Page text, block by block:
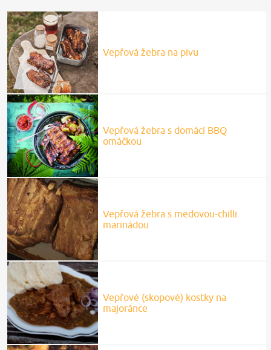
Vepřová žebra na pivu
Vepřová žebra s domácí BBQ
omáčkou
Vepřová žebra s medovou-chilli
marinádou
Vepřové (skopové) kostky na
majoránce